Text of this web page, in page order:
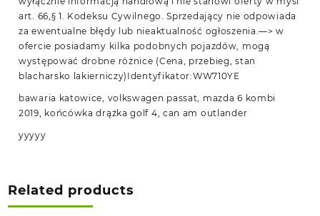
art. 66,§ 1. Kodeksu Cywilnego. Sprzedający nie odpowiada
za ewentualne błędy lub nieaktualność ogłoszenia.—> w
ofercie posiadamy kilka podobnych pojazdów, mogą
występować drobne różnice (Cena, przebieg, stan
blacharsko lakierniczy)Identyfikator:WW710YE
bawaria katowice, volkswagen passat, mazda 6 kombi
2019, końcówka drążka golf 4, can am outlander
yyyyy
Related products